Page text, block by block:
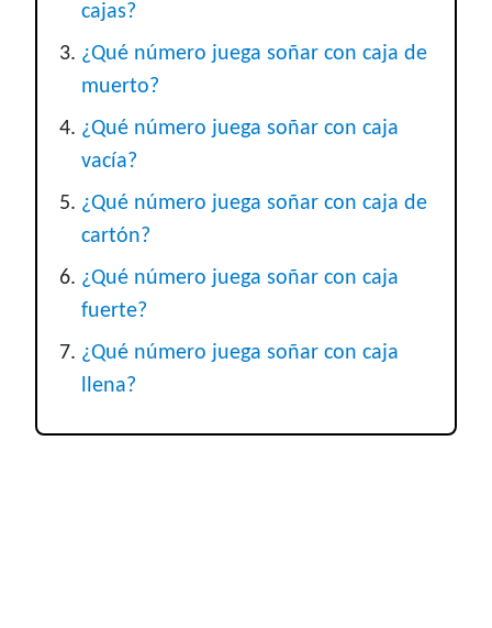
cajas?
¿Qué número juega soñar con caja de
muerto?
¿Qué número juega soñar con caja
vacía?
¿Qué número juega soñar con caja de
cartón?
¿Qué número juega soñar con caja
fuerte?
¿Qué número juega soñar con caja
llena?